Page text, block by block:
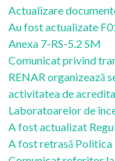
Actualizare
Au fost actualizate
Anexa 7-RS-5.2 SM
Comunicat privind
RENAR organizează
activitatea de
Laboratoarelor de
A fost actualizat
A fost retrasă Politica